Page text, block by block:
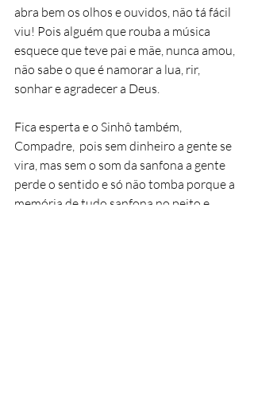
abra bem os olhos e ouvidos, não tá fácil
viu! Pois alguém que rouba a música
esquece que teve pai e mãe, nunca amou,
não sabe o que é namorar a lua, rir,
sonhar e agradecer a Deus.
Fica esperta e o Sinhô também,
Compadre,  pois sem dinheiro a gente se
vira, mas sem o som da sanfona a gente
perde o sentido e só não tomba porque a
memória de tudo sanfona no peito e